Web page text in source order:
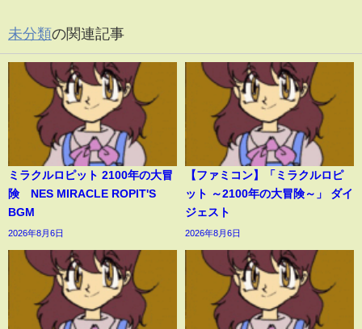
未分類の関連記事
ミラクルロピット 2100年の大冒
険 NES MIRACLE ROPIT'S
BGM
2026年8月6日
【ファミコン】「ミラクルロピ
ット ～2100年の大冒険～」 ダイ
ジェスト
2026年8月6日